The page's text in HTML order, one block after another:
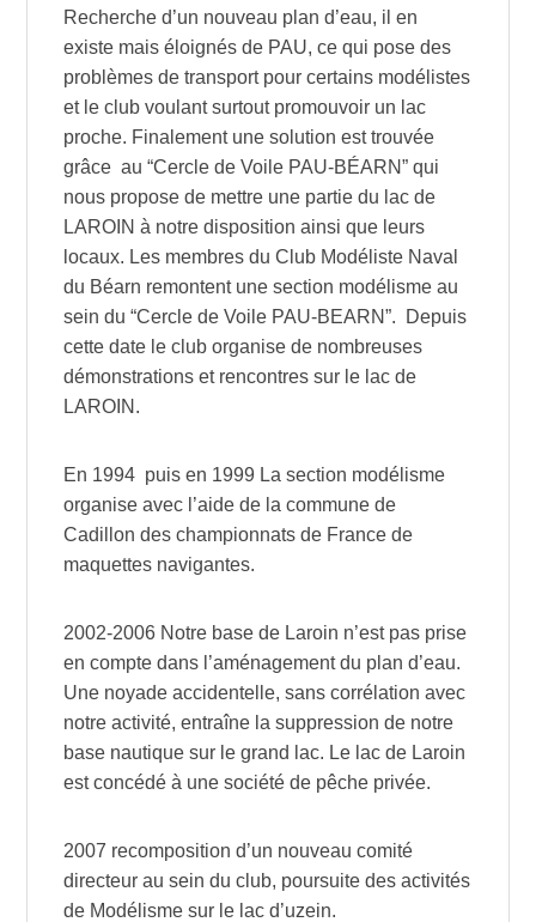
Recherche d’un nouveau plan d’eau, il en
existe mais éloignés de PAU, ce qui pose des
problèmes de transport pour certains modélistes
et le club voulant surtout promouvoir un lac
proche. Finalement une solution est trouvée
grâce au “Cercle de Voile PAU-BÉARN” qui
nous propose de mettre une partie du lac de
LAROIN à notre disposition ainsi que leurs
locaux. Les membres du Club Modéliste Naval
du Béarn remontent une section modélisme au
sein du “Cercle de Voile PAU-BEARN”. Depuis
cette date le club organise de nombreuses
démonstrations et rencontres sur le lac de
LAROIN.
En 1994 puis en 1999 La section modélisme
organise avec l’aide de la commune de
Cadillon des championnats de France de
maquettes navigantes.
2002-2006 Notre base de Laroin n’est pas prise
en compte dans l’aménagement du plan d’eau.
Une noyade accidentelle, sans corrélation avec
notre activité, entraîne la suppression de notre
base nautique sur le grand lac. Le lac de Laroin
est concédé à une société de pêche privée.
2007 recomposition d’un nouveau comité
directeur au sein du club, poursuite des activités
de Modélisme sur le lac d’uzein.